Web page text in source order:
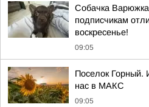
Собачка
подписчикам
воскресенье!
09:05
Поселок Горный.
нас в МАКС
09:05